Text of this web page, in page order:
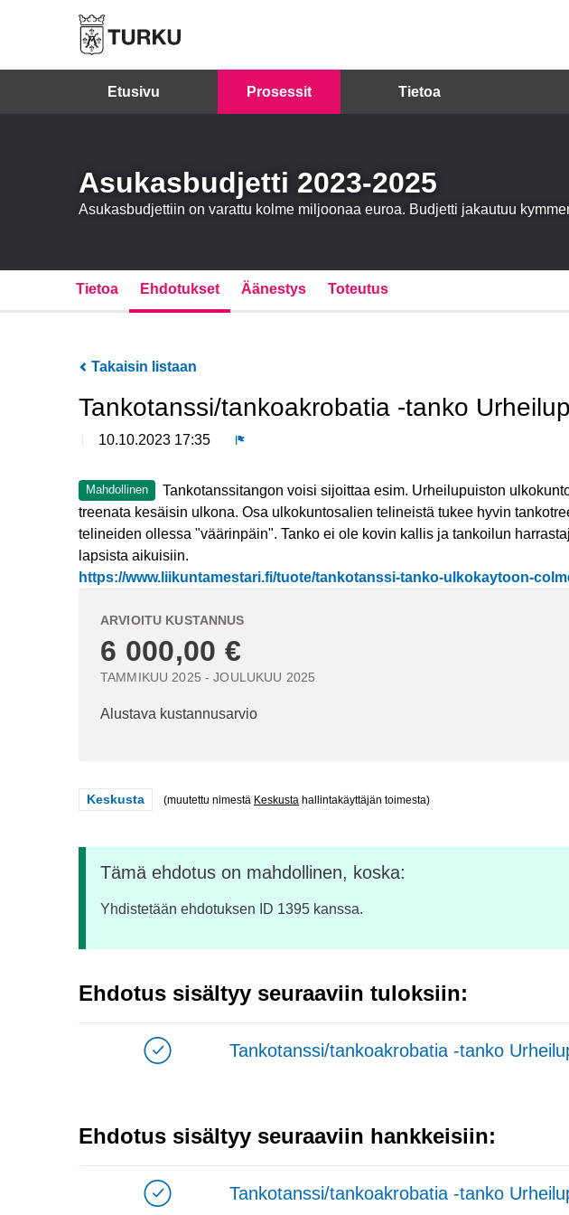
Etusivu Prosessit Tietoa
Asukasbudjetti 2023-2025
Asukasbudjettiin on varattu kolme miljoonaa euroa. Budjetti jakautuu
Tietoa Ehdotukset Äänestys Toteutus
Takaisin listaan
Tankotanssi/tankoakrobatia -tanko
10.10.2023 17:35
Mahdollinen
Tankotanssitangon voisi sijoittaa esim. Urheilupuiston
treenata kesäisin ulkona. Osa ulkokuntosalien telineistä tukee hyvin
telineiden ollessa "väärinpäin". Tanko ei ole kovin kallis ja tankoilun
lapsista aikuisiin.
https://www.liikuntamestari.fi/tuote/tankotanssi-tanko-ulkokaytoon-
ARVIOITU KUSTANNUS
6 000,00 €
TAMMIKUU 2025 - JOULUKUU 2025
Alustava kustannusarvio
Rajaa tulokset teeman mukaan: Keskusta
Keskusta (muutettu nimestä Keskusta hallintakäyttäjän toimesta)
Tämä ehdotus on mahdollinen, koska:
Yhdistetään ehdotuksen ID 1395 kanssa.
Ehdotus sisältyy seuraaviin tuloksiin:
Tankotanssi/tankoakrobatia -tanko
Ehdotus sisältyy seuraaviin hankkeisiin:
Tankotanssi/tankoakrobatia -tanko